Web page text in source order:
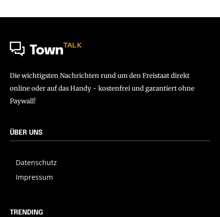
TownTALK
Die wichtigsten Nachrichten rund um den Freistaat direkt
online oder auf das Handy - kostenfrei und garantiert ohne
Paywall!
ÜBER UNS
Datenschutz
Impressum
TRENDING